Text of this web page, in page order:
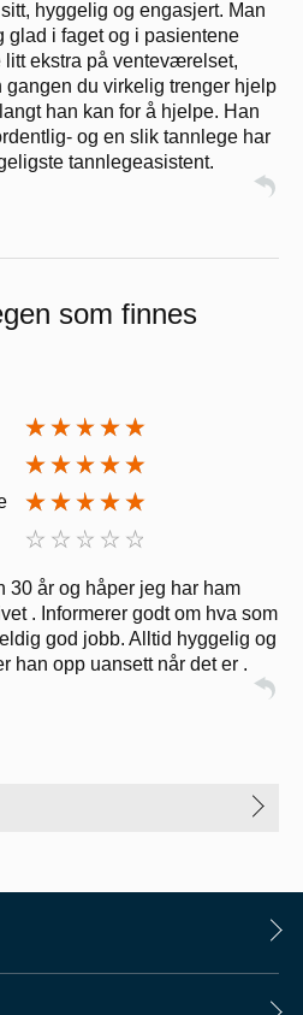
hyggelig og engasjert. Man
glad i faget og i pasientene
ekstra på venteværelset,
gangen du virkelig trenger hjelp
han kan for å hjelpe. Han
og en slik tannlege har
tannlegeasistent.
som finnes
30 år og håper jeg har ham
. Informerer godt om hva som
god jobb. Alltid hyggelig og
han opp uansett når det er .